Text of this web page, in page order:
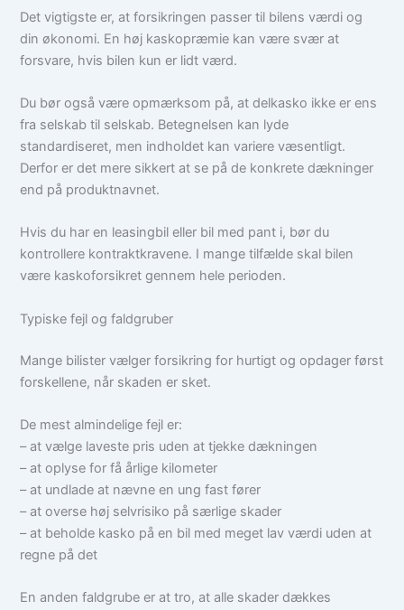
Det vigtigste er, at forsikringen passer til bilens værdi og
din økonomi. En høj kaskopræmie kan være svær at
forsvare, hvis bilen kun er lidt værd.
Du bør også være opmærksom på, at delkasko ikke er ens
fra selskab til selskab. Betegnelsen kan lyde
standardiseret, men indholdet kan variere væsentligt.
Derfor er det mere sikkert at se på de konkrete dækninger
end på produktnavnet.
Hvis du har en leasingbil eller bil med pant i, bør du
kontrollere kontraktkravene. I mange tilfælde skal bilen
være kaskoforsikret gennem hele perioden.
Typiske fejl og faldgruber
Mange bilister vælger forsikring for hurtigt og opdager først
forskellene, når skaden er sket.
De mest almindelige fejl er:
– at vælge laveste pris uden at tjekke dækningen
– at oplyse for få årlige kilometer
– at undlade at nævne en ung fast fører
– at overse høj selvrisiko på særlige skader
– at beholde kasko på en bil med meget lav værdi uden at
regne på det
En anden faldgrube er at tro, at alle skader dækkes